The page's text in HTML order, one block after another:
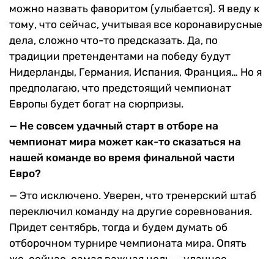
можно назвать фаворитом (улыбается). Я веду к
тому, что сейчас, учитывая все коронавирусные
дела, сложно что-то предсказать. Да, по
традиции претендентами на победу будут
Нидерланды, Германия, Испания, Франция… Но я
предполагаю, что предстоящий чемпионат
Европы будет богат на сюрпризы.
— Не совсем удачный старт в отборе на
чемпионат мира может как-то сказаться на
нашей команде во время финальной части
Евро?
— Это исключено. Уверен, что тренерский штаб
переключил команду на другие соревнования.
Придет сентябрь, тогда и будем думать об
отборочном турнире чемпионата мира. Опять